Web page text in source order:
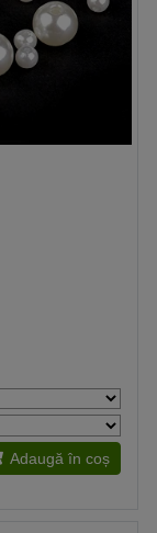
Adaugă în coș